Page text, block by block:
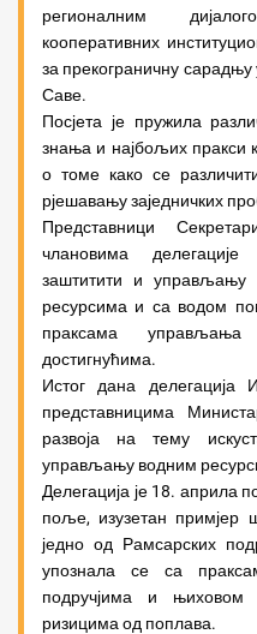
регионалним
кооперативних
за прекограничну сарадњу
Саве.
Посјета је пружила
знања и најбољих пракси
о томе како се
рјешавању заједничких
Представници
члановима
заштитити и управљању
ресурсима и са водом
праксама
достигнућима.
Истог дана делегација
представницима
развоја на тему
управљању водним
Делегација је 18. априла
поље, изузетан примјер
једно од Рамсарских
упознала се са
подручјима и
ризицима од поплава.